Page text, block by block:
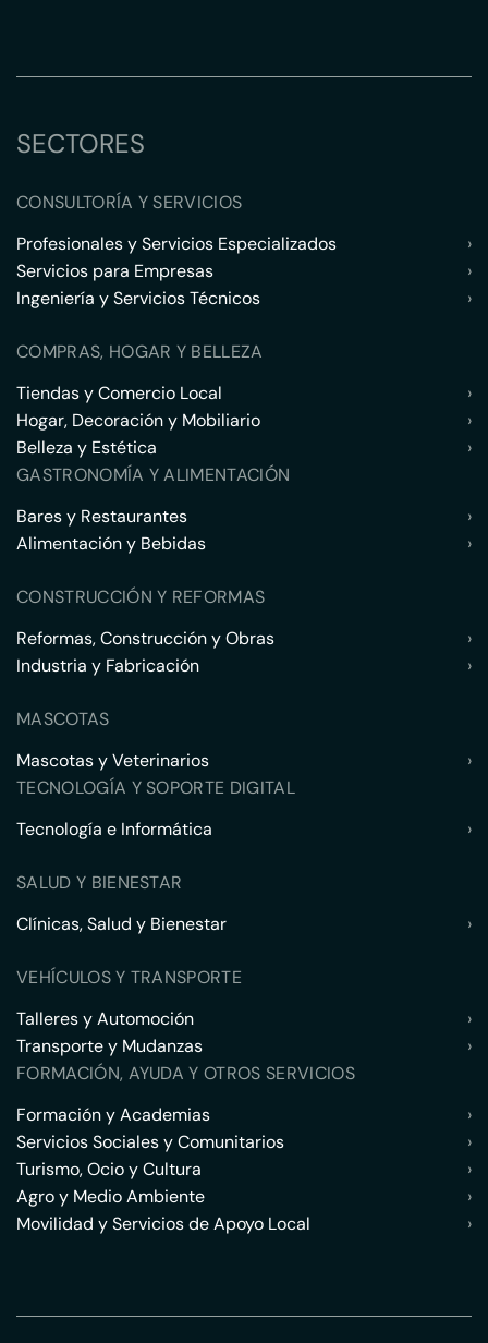
SECTORES
CONSULTORÍA Y SERVICIOS
Profesionales y Servicios Especializados
›
Servicios para Empresas
›
Ingeniería y Servicios Técnicos
›
COMPRAS, HOGAR Y BELLEZA
Tiendas y Comercio Local
›
Hogar, Decoración y Mobiliario
›
Belleza y Estética
›
GASTRONOMÍA Y ALIMENTACIÓN
Bares y Restaurantes
›
Alimentación y Bebidas
›
CONSTRUCCIÓN Y REFORMAS
Reformas, Construcción y Obras
›
Industria y Fabricación
›
MASCOTAS
Mascotas y Veterinarios
›
TECNOLOGÍA Y SOPORTE DIGITAL
Tecnología e Informática
›
SALUD Y BIENESTAR
Clínicas, Salud y Bienestar
›
VEHÍCULOS Y TRANSPORTE
Talleres y Automoción
›
Transporte y Mudanzas
›
FORMACIÓN, AYUDA Y OTROS SERVICIOS
Formación y Academias
›
Servicios Sociales y Comunitarios
›
Turismo, Ocio y Cultura
›
Agro y Medio Ambiente
›
Movilidad y Servicios de Apoyo Local
›